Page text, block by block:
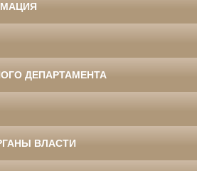
ДЕПАРТАМЕНТА
ВЛАСТИ